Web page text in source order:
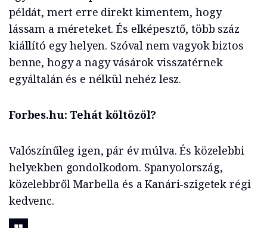
példát, mert erre direkt kimentem, hogy
lássam a méreteket. És elképesztő, több száz
kiállító egy helyen. Szóval nem vagyok biztos
benne, hogy a nagy vásárok visszatérnek
egyáltalán és e nélkül nehéz lesz.
Forbes.hu: Tehát költözöl?
Valószínűleg igen, pár év múlva. És közelebbi
helyekben gondolkodom. Spanyolország,
közelebbről Marbella és a Kanári-szigetek régi
kedvenc.